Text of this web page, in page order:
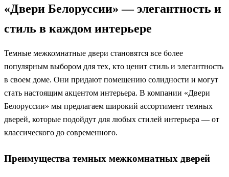
«Двери Белоруссии» — элегантность и
стиль в каждом интерьере
Темные межкомнатные двери становятся все более
популярным выбором для тех, кто ценит стиль и элегантность
в своем доме. Они придают помещению солидности и могут
стать настоящим акцентом интерьера. В компании «Двери
Белоруссии» мы предлагаем широкий ассортимент темных
дверей, которые подойдут для любых стилей интерьера — от
классического до современного.
Преимущества темных межкомнатных дверей